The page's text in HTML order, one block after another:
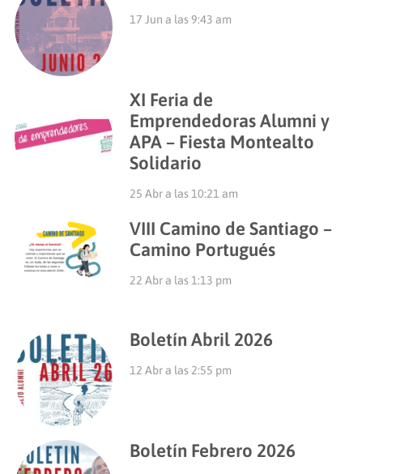
17 Jun a las 9:43 am
XI Feria de
Emprendedoras Alumni y
APA – Fiesta Montealto
Solidario
25 Abr a las 10:21 am
VIII Camino de Santiago –
Camino Portugués
22 Abr a las 1:13 pm
Boletín Abril 2026
12 Abr a las 2:55 pm
Boletín Febrero 2026